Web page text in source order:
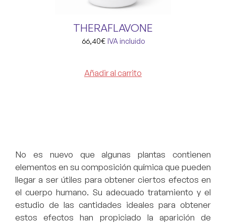
THERAFLAVONE
66,40€ IVA incluido
Añadir al carrito
No es nuevo que algunas plantas contienen
elementos en su composición química que pueden
llegar a ser útiles para obtener ciertos efectos en
el cuerpo humano. Su adecuado tratamiento y el
estudio de las cantidades ideales para obtener
estos efectos han propiciado la aparición de